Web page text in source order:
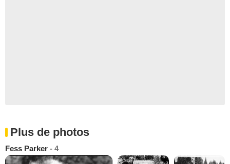
Plus de photos
Fess Parker - 4